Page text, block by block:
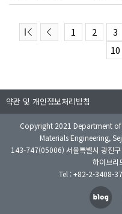
1 2 3
10
약관 및 개인정보처리방침
Copyright 2021 Department
Materials Engineering,
143-747(05006) 서울특별시 광진
하이브리
Tel : +82-2-3408-